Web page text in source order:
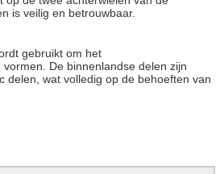
is veilig en betrouwbaar.
gebruikt om het
De binnenlandse delen zijn
delen, wat volledig op de behoeften van